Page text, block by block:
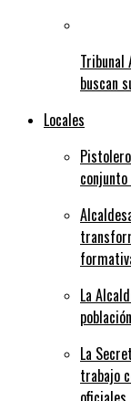
buscan
Locales
La
La
trabajo